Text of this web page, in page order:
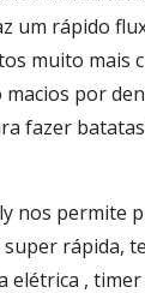
um rápido
muito mais
por
fazer
nos permite
rápida,
elétrica ,